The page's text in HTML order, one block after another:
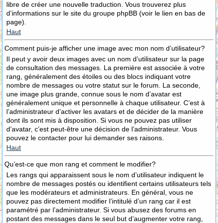
libre de créer une nouvelle traduction. Vous trouverez plus
d’informations sur le site du groupe phpBB (voir le lien en bas de
page).
Haut
Comment puis-je afficher une image avec mon nom d’utilisateur?
Il peut y avoir deux images avec un nom d’utilisateur sur la page
de consultation des messages. La première est associée à votre
rang, généralement des étoiles ou des blocs indiquant votre
nombre de messages ou votre statut sur le forum. La seconde,
une image plus grande, connue sous le nom d’avatar est
généralement unique et personnelle à chaque utilisateur. C’est à
l’administrateur d’activer les avatars et de décider de la manière
dont ils sont mis à disposition. Si vous ne pouvez pas utiliser
d’avatar, c’est peut-être une décision de l’administrateur. Vous
pouvez le contacter pour lui demander ses raisons.
Haut
Qu’est-ce que mon rang et comment le modifier?
Les rangs qui apparaissent sous le nom d’utilisateur indiquent le
nombre de messages postés ou identifient certains utilisateurs tels
que les modérateurs et administrateurs. En général, vous ne
pouvez pas directement modifier l’intitulé d’un rang car il est
paramétré par l’administrateur. Si vous abusez des forums en
postant des messages dans le seul but d’augmenter votre rang,